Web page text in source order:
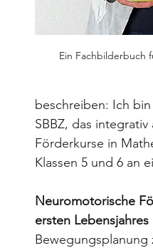
Ein Fachbilderbuch
beschreiben: Ich
SBBZ, das
Förderkurse in
Klassen 5 und 6 an
Neuromotorische
ersten
Bewegungsplanung